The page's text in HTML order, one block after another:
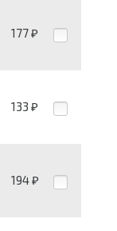
177 ₽
133 ₽
194 ₽